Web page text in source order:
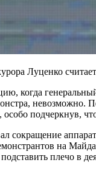
Луценко
когда
, особо подчеркнув,
сокращение
на
плечо в